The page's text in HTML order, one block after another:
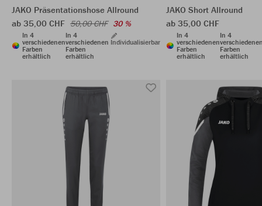
JAKO Präsentationshose Allround
ab 35,00 CHF 50,00 CHF 30 %
In 4
verschiedenen
Farben
erhältlich
In 4
verschiedenen
Farben
erhältlich
Individualisierbar
JAKO Short Allround
ab 35,00 CHF
In 4
verschiedenen
Farben
erhältlich
In 4
Farben
erhältlich